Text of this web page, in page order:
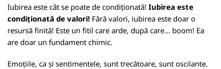
Iubirea este cât se poate de condiționată! Iubirea este
condiționată de valori! Fără valori, iubirea este doar o
resursă finită! Este un fitil care arde, după care... boom! Ea
are doar un fundament chimic.
Emoțiile, ca și sentimentele, sunt trecătoare, sunt oscilante.